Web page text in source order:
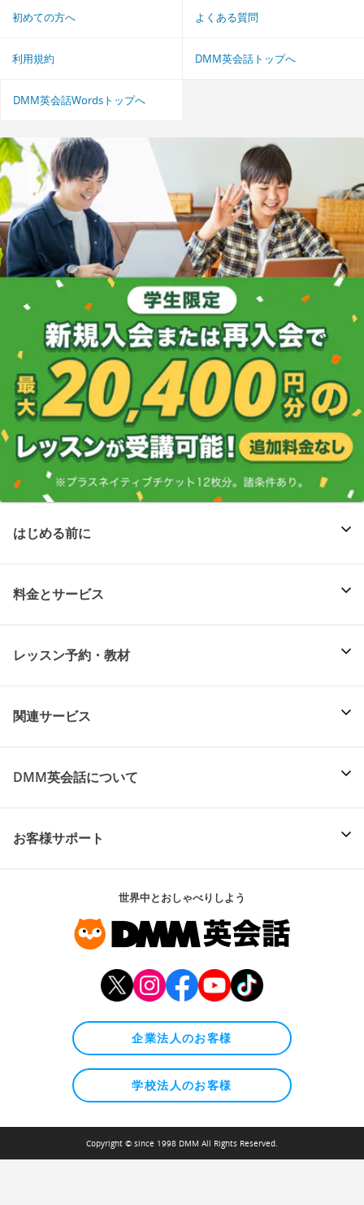
初めての方へ よくある質問
利用規約 DMM英会話トップへ
DMM英会話Wordsトップへ
はじめる前に
料金とサービス
レッスン予約・教材
関連サービス
DMM英会話について
お客様サポート
世界中とおしゃべりしよう
企業法人のお客様
学校法人のお客様
Copyright © since 1998 DMM All Rights Reserved.